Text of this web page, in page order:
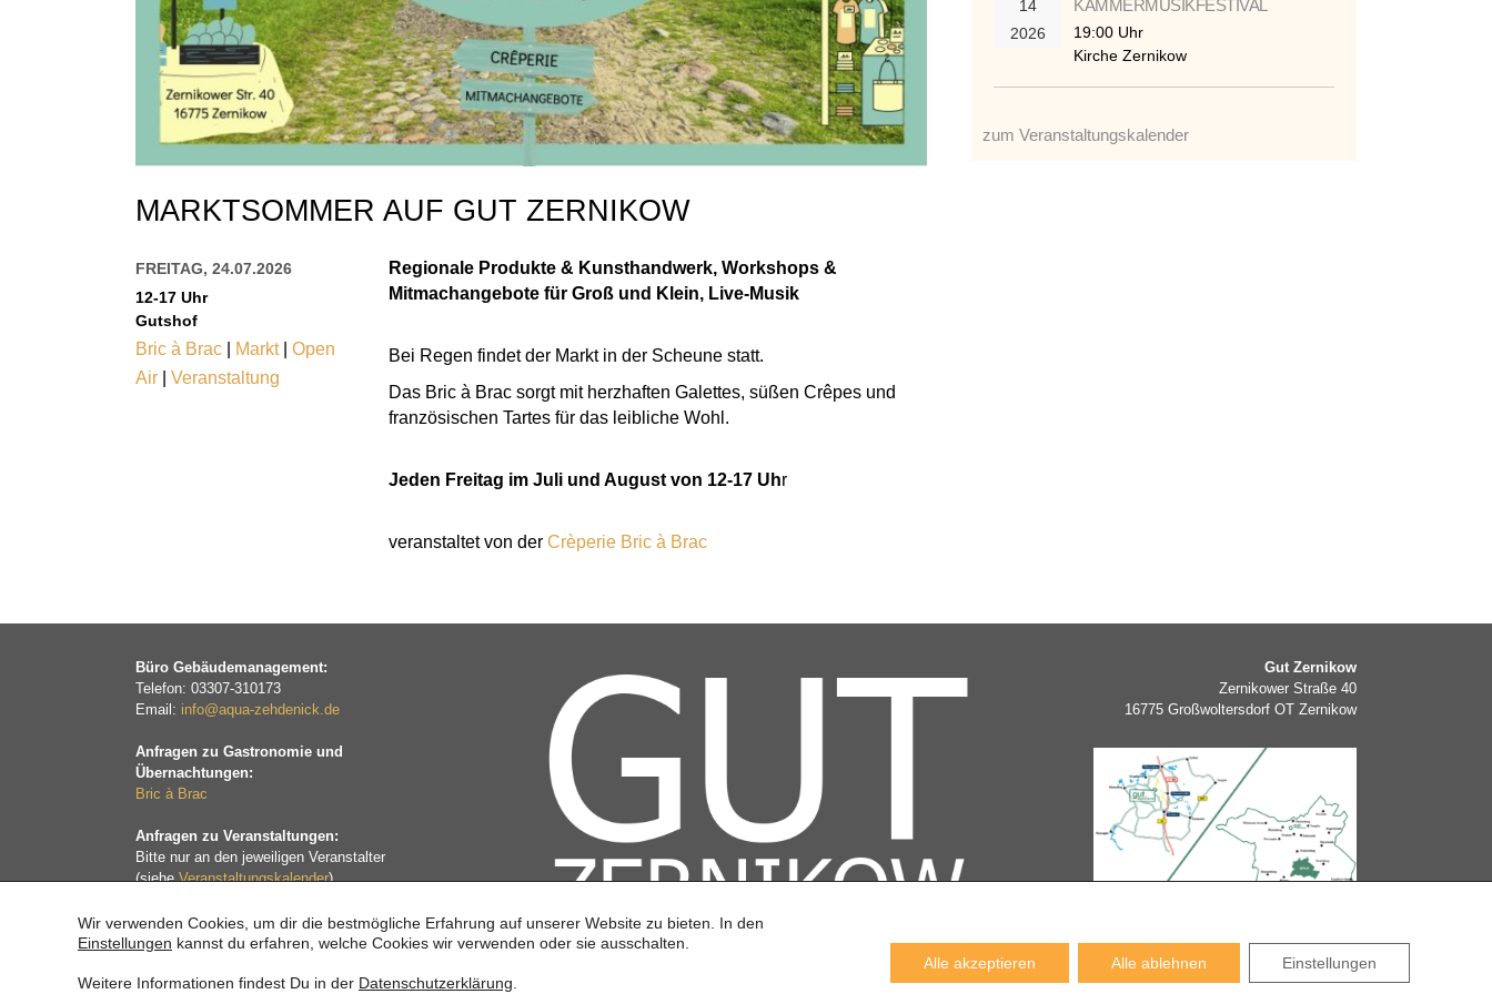
MARKTSOMMER AUF GUT ZERNIKOW
FREITAG, 24.07.2026
12-17 Uhr
Gutshof
Bric à Brac Markt| Open
Air
Veranstaltung
Regionale Produkte & Kunsthandwerk, Workshops &
Mitmachangebote für Groß und Klein, Live-Musik
Bei Regen findet der Markt in der Scheune statt.
Das Bric à Brac sorgt mit herzhaften Galettes, süßen Crêpes und
französischen Tartes für das leibliche Wohl.
Jeden Freitag im Juli und August von 12-17 Uhr
veranstaltet von derCrèperie Bric à Brac
14
2026
KAMMERMUSIKFESTIVAL
19:00 Uhr
Kirche Zernikow
zum Veranstaltungskalender
Büro Gebäudemanagement:
Telefon: 03307-310173
Email: info@aqua-zehdenick.de
Anfragen zu Gastronomie und
Übernachtungen:
Bric à Brac
Anfragen zu Veranstaltungen:
Bitte nur an den jeweiligen Veranstalter
(sieheVeranstaltungskalender)
Gut Zernikow
Zernikower Straße 40
16775 Großwoltersdorf OT Zernikow
Wir verwenden Cookies, um dir die bestmögliche Erfahrung auf unserer Website zu bieten. In den
Einstellungen kannst du erfahren, welche Cookies wir verwenden oder sie ausschalten.
Weitere Informationen findest Du in der Datenschutzerklärung
Alle akzeptieren Alle ablehnen Einstellungen